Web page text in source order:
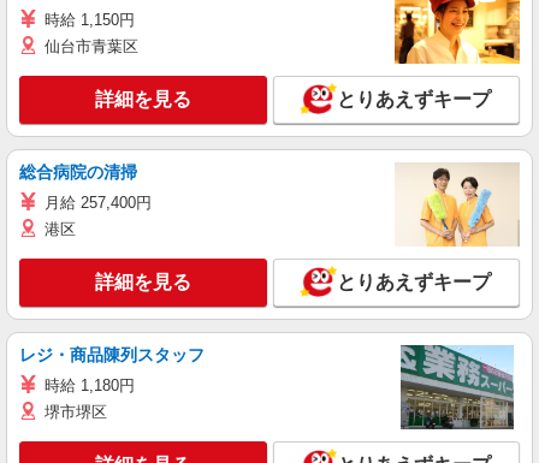
時給 1,150円
仙台市青葉区
詳細を見る とりあえずキープ
総合病院の清掃
月給 257,400円
港区
詳細を見る とりあえずキープ
レジ・商品陳列スタッフ
時給 1,180円
堺市堺区